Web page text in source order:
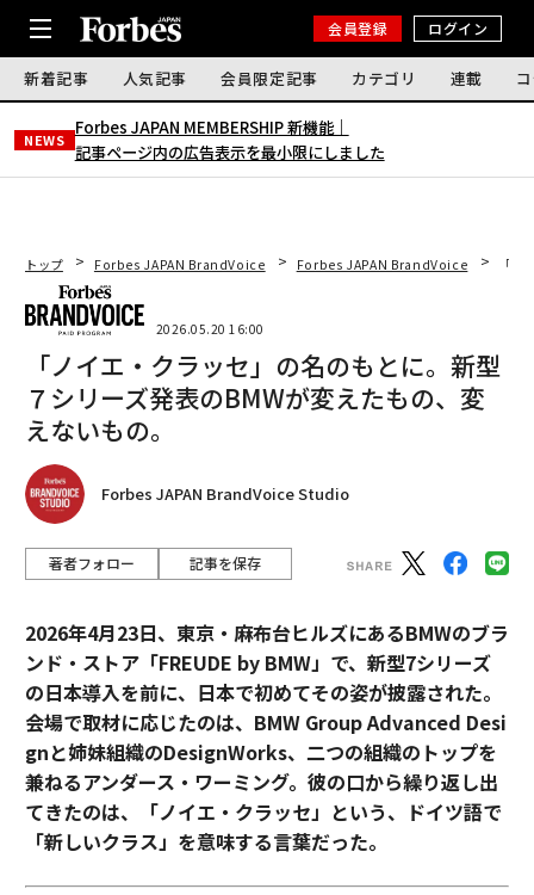
会員登録 ログイン
新着記事 人気記事 会員限定記事 カテゴリ 連載
NEWS
Forbes JAPAN MEMBERSHIP 新機能｜
記事ページ内の広告表示を最小限にしました
トップ Forbes JAPAN BrandVoice Forbes JAPAN BrandVoice 「
2026.05.20 16:00
「ノイエ・クラッセ」の名のもとに。新型
７シリーズ発表のBMWが変えたもの、変
えないもの。
Forbes JAPAN BrandVoice Studio
著者フォロー 記事を保存
2026年4月23日、東京・麻布台ヒルズにあるBMWのブラ
ンド・ストア「FREUDE by BMW」で、新型7シリーズ
の日本導入を前に、日本で初めてその姿が披露された。
会場で取材に応じたのは、BMW Group Advanced Desi
gnと姉妹組織のDesignWorks、二つの組織のトップを
兼ねるアンダース・ワーミング。彼の口から繰り返し出
てきたのは、「ノイエ・クラッセ」という、ドイツ語で
「新しいクラス」を意味する言葉だった。